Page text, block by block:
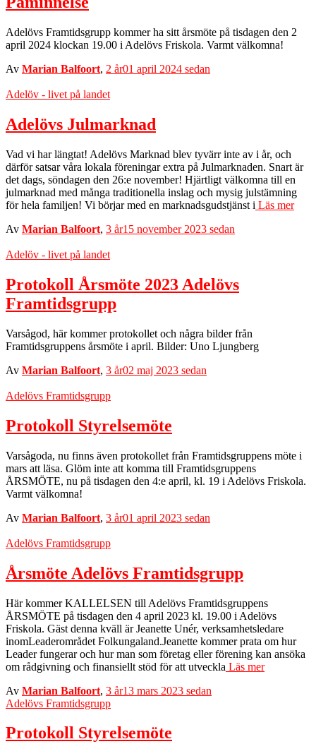
Adelövs Framtidsgrupp kommer ha sitt årsmöte på tisdagen den 2
april 2024 klockan 19.00 i Adelövs Friskola. Varmt välkomna!
Av Marian Balfoort, 2 år01 april 2024 sedan
Adelöv - livet på landet
Adelövs Julmarknad
Vad vi har längtat! Adelövs Marknad blev tyvärr inte av i år, och
därför satsar våra lokala föreningar extra på Julmarknaden. Snart är
det dags, söndagen den 26:e november! Hjärtligt välkomna till en
julmarknad med många traditionella inslag och mysig julstämning
för hela familjen! Vi börjar med en marknadsgudstjänst i Läs mer
Av Marian Balfoort, 3 år15 november 2023 sedan
Adelöv - livet på landet
Protokoll Årsmöte 2023 Adelövs
Framtidsgrupp
Varsågod, här kommer protokollet och några bilder från
Framtidsgruppens årsmöte i april. Bilder: Uno Ljungberg
Av Marian Balfoort, 3 år02 maj 2023 sedan
Adelövs Framtidsgrupp
Protokoll Styrelsemöte
Varsågoda, nu finns även protokollet från Framtidsgruppens möte i
mars att läsa. Glöm inte att komma till Framtidsgruppens
ÅRSMÖTE, nu på tisdagen den 4:e april, kl. 19 i Adelövs Friskola.
Varmt välkomna!
Av Marian Balfoort, 3 år01 april 2023 sedan
Adelövs Framtidsgrupp
Årsmöte Adelövs Framtidsgrupp
Här kommer KALLELSEN till Adelövs Framtidsgruppens
ÅRSMÖTE på tisdagen den 4 april 2023 kl. 19.00 i Adelövs
Friskola. Gäst denna kväll är Jeanette Unér, verksamhetsledare
inomLeaderområdet Folkungaland.Jeanette kommer prata om hur
Leader fungerar och hur man som företag eller förening kan ansöka
om rådgivning och finansiellt stöd för att utveckla Läs mer
Av Marian Balfoort, 3 år13 mars 2023 sedan
Adelövs Framtidsgrupp
Protokoll Styrelsemöte